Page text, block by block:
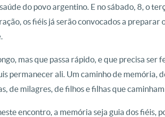
do povo argentino. E no sábado, 8, o
os fiéis já serão convocados a
mas que passa rápido, e que precisa ser
permanecer ali. Um caminho de memória,
de milagres, de filhos e filhas que caminham
encontro, a memória seja guia dos fiéis,